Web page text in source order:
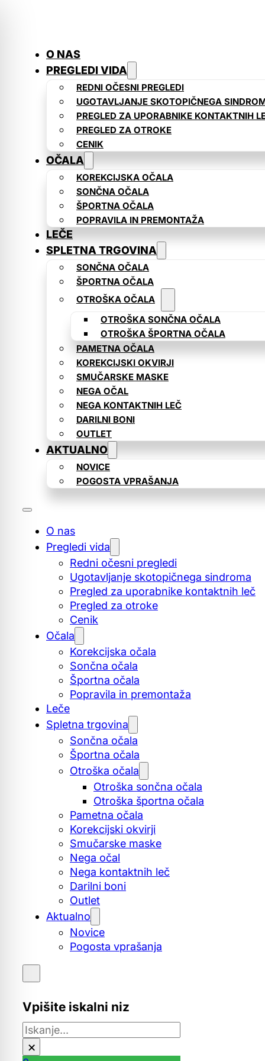
O NAS
PREGLEDI VIDA
REDNI OČESNI PREGLEDI
UGOTAVLJANJE SKOTOPIČNEGA
PREGLED ZA UPORABNIKE KONTAKTNIH
PREGLED ZA OTROKE
CENIK
OČALA
KOREKCIJSKA OČALA
SONČNA OČALA
ŠPORTNA OČALA
POPRAVILA IN PREMONTAŽA
LEČE
SPLETNA TRGOVINA
SONČNA OČALA
ŠPORTNA OČALA
OTROŠKA OČALA
OTROŠKA SONČNA OČALA
OTROŠKA ŠPORTNA OČALA
PAMETNA OČALA
KOREKCIJSKI OKVIRJI
SMUČARSKE MASKE
NEGA OČAL
NEGA KONTAKTNIH LEČ
DARILNI BONI
OUTLET
AKTUALNO
NOVICE
POGOSTA VPRAŠANJA
O nas
Pregledi vida
Redni očesni pregledi
Ugotavljanje skotopičnega sindroma
Pregled za uporabnike kontaktnih leč
Pregled za otroke
Cenik
Očala
Korekcijska očala
Sončna očala
Športna očala
Popravila in premontaža
Leče
Spletna trgovina
Sončna očala
Športna očala
Otroška očala
Otroška sončna očala
Otroška športna očala
Pametna očala
Korekcijski okvirji
Smučarske maske
Nega očal
Nega kontaktnih leč
Darilni boni
Outlet
Aktualno
Novice
Pogosta vprašanja
Vpišite iskalni niz
Išči
×